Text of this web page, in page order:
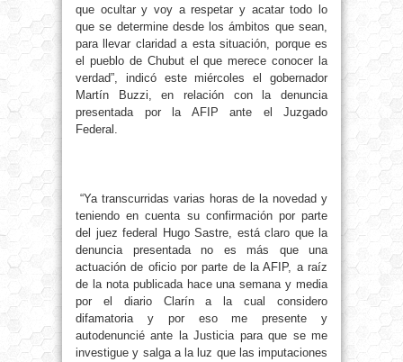
que ocultar y voy a respetar y acatar todo lo
que se determine desde los ámbitos que sean,
para llevar claridad a esta situación, porque es
el pueblo de Chubut el que merece conocer la
verdad”, indicó este miércoles el gobernador
Martín Buzzi, en relación con la denuncia
presentada por la AFIP ante el Juzgado
Federal.
“Ya transcurridas varias horas de la novedad y
teniendo en cuenta su confirmación por parte
del juez federal Hugo Sastre, está claro que la
denuncia presentada no es más que una
actuación de oficio por parte de la AFIP, a raíz
de la nota publicada hace una semana y media
por el diario Clarín a la cual considero
difamatoria y por eso me presente y
autodenuncié ante la Justicia para que se me
investigue y salga a la luz que las imputaciones